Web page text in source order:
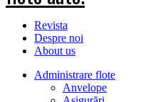
Revista
Despre noi
About us
Administrare flote
Anvelope